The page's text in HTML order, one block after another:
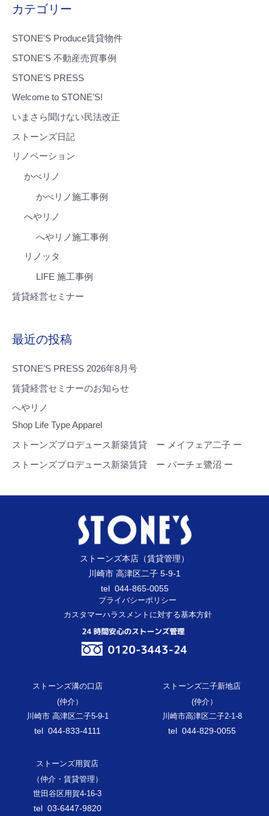
象
:
カテゴリー
STONE'S Produce賃貸物件
STONE'S 不動産売買事例
STONE’S PRESS
Welcome to STONE’S!
いまさら聞けない民法改正
ストーンズ日記
リノベーション
かべリノ
かべリノ施工事例
へやリノ
へやリノ施工事例
リノッタ
LIFE 施工事例
賃貸経営セミナー
最近の投稿
STONE’S PRESS 2026年8月号
賃貸経営セミナーのお知らせ
へやリノ
Shop Life Type Apparel
ストーンズプロデュース新築賃貸 ー メイフェア二子 ー
ストーンズプロデュース新築賃貸 ー パーチェ鷺沼 ー
ストーンズ本店（賃貸管理）
川崎市 高津区二子 5-9-1
tel 044-865-0055
プライバシーポリシー
カスタマーハラスメントに対する基本方針
ストーンズ溝の口店
(仲介）
川崎市 高津区二子5-9-1
tel 044-833-4111
ストーンズ二子新地店
(仲介）
川崎市高津区二子2-1-8
tel 044-829-0055
ストーンズ用賀店
（仲介・賃貸管理）
世田谷区用賀4-16-3
tel 03-6447-9820